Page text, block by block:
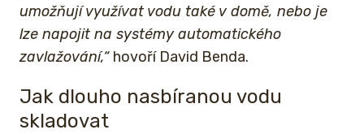
umožňují využívat vodu také v domě, nebo je
lze napojit na systémy automatického
zavlažování,“ hovoří David Benda.
Jak dlouho nasbíranou vodu
skladovat